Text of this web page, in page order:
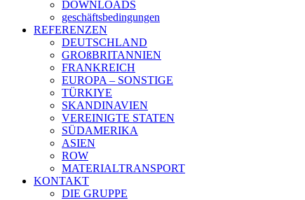
DOWNLOADS
geschäftsbedingungen
REFERENZEN
DEUTSCHLAND
GROßBRITANNIEN
FRANKREICH
EUROPA – SONSTIGE
TÜRKIYE
SKANDINAVIEN
VEREINIGTE STATEN
SÜDAMERIKA
ASIEN
ROW
MATERIALTRANSPORT
KONTAKT
DIE GRUPPE